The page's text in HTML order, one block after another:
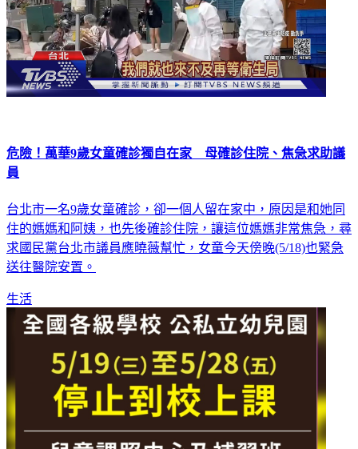
危險！萬華9歲女童確診獨自在家 母確診住院、焦急求助議
員
台北市一名9歲女童確診，卻一個人留在家中，原因是和她同
住的媽媽和阿姨，也先後確診住院，讓這位媽媽非常焦急，尋
求國民黨台北市議員應曉薇幫忙，女童今天傍晚(5/18)也緊急
送往醫院安置。
生活